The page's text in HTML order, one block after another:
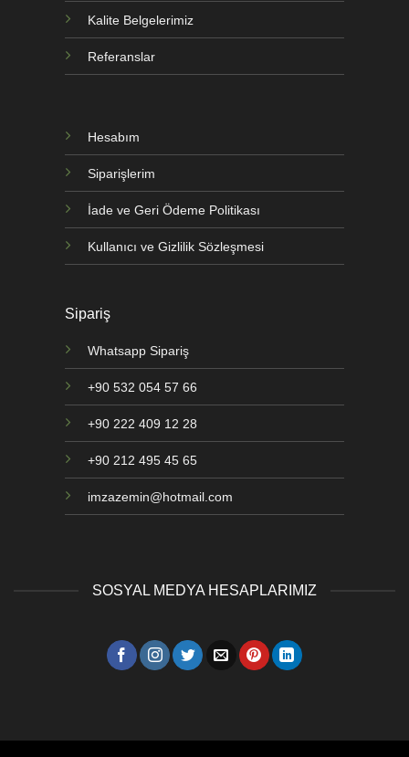
Kalite Belgelerimiz
Referanslar
Hesabım
Siparişlerim
İade ve Geri Ödeme Politikası
Kullanıcı ve Gizlilik Sözleşmesi
Sipariş
Whatsapp Sipariş
+90 532 054 57 66
+90 222 409 12 28
+90 212 495 45 65
imzazemin@hotmail.com
SOSYAL MEDYA HESAPLARIMIZ